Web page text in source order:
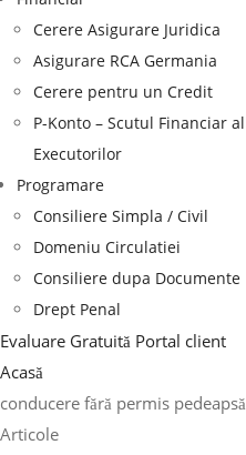
Cerere Asigurare Juridica
Asigurare RCA Germania
Cerere pentru un Credit
P-Konto – Scutul Financiar
Executorilor
Programare
Consiliere Simpla / Civil
Domeniu Circulatiei
Consiliere dupa Documente
Drept Penal
Evaluare Gratuită Portal client
Acasă
conducere fără permis pedeapsă
Articole